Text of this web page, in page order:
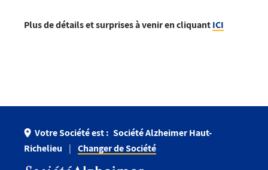
Plus de détails et surprises à venir en cliquantICI
Votre Société est : Société Alzheimer Haut-
Richelieu
Changer de Société